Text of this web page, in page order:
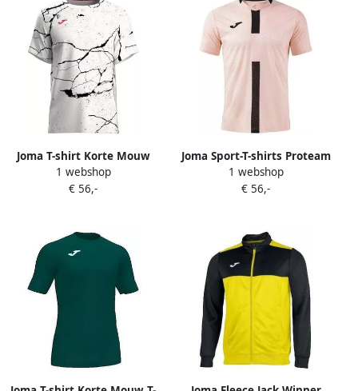
Joma T-shirt Korte Mouw
104486201
1 webshop
€ 56,-
Joma Sport-T-shirts Proteam
III
1 webshop
€ 56,-